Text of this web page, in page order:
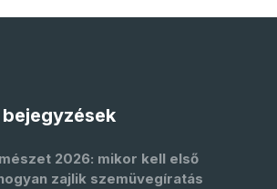
2026: mikor kell első
zajlik szemüvegíratás